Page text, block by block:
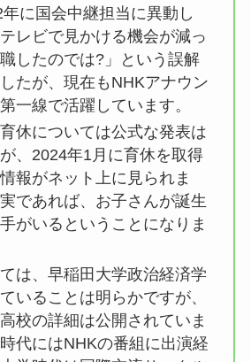
に国会中継担当に異動し
レビで見かける機会が減っ
したのでは?」という誤解
たが、現在もNHKアナウン
一線で活躍しています。
休については公式な発表は
、2024年1月に育休を取得
報がネット上に見られま
であれば、お子さんが誕生
がいるということになりま
は、早稲田大学政治経済学
いることは明らかですが、
校の詳細は公開されていま
代にはNHKの番組に出演経